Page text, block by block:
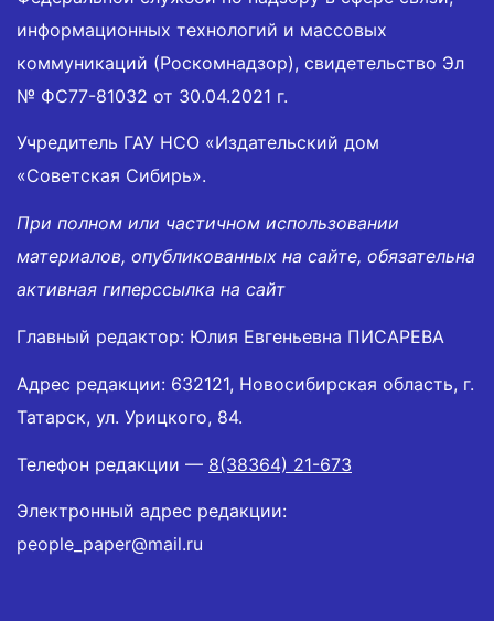
информационных технологий и массовых
коммуникаций (Роскомнадзор), свидетельство Эл
№ ФС77-81032 от 30.04.2021 г.
Учредитель ГАУ НСО «Издательский дом
«Советская Сибирь».
При полном или частичном использовании
материалов, опубликованных на сайте, обязательна
активная гиперссылка на сайт
Главный редактор: Юлия Евгеньевна ПИСАРЕВА
Адрес редакции: 632121, Новосибирская область, г.
Татарск, ул. Урицкого, 84.
Телефон редакции — 8(38364) 21-673
Электронный адрес редакции:
people_paper@mail.ru